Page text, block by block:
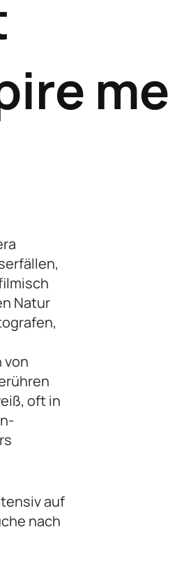
me
Natur
von
oft in
auf
nach